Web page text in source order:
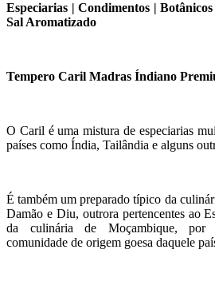
Especiarias | Condimentos |
Sal Aromatizado
Tempero Caril Madras Índiano
O Caril é uma mistura de especiarias
países como Índia, Tailândia e alguns
É também um preparado típico da
Damão e Diu, outrora pertencentes ao
da culinária de Moçambique, por
comunidade de origem goesa daquele